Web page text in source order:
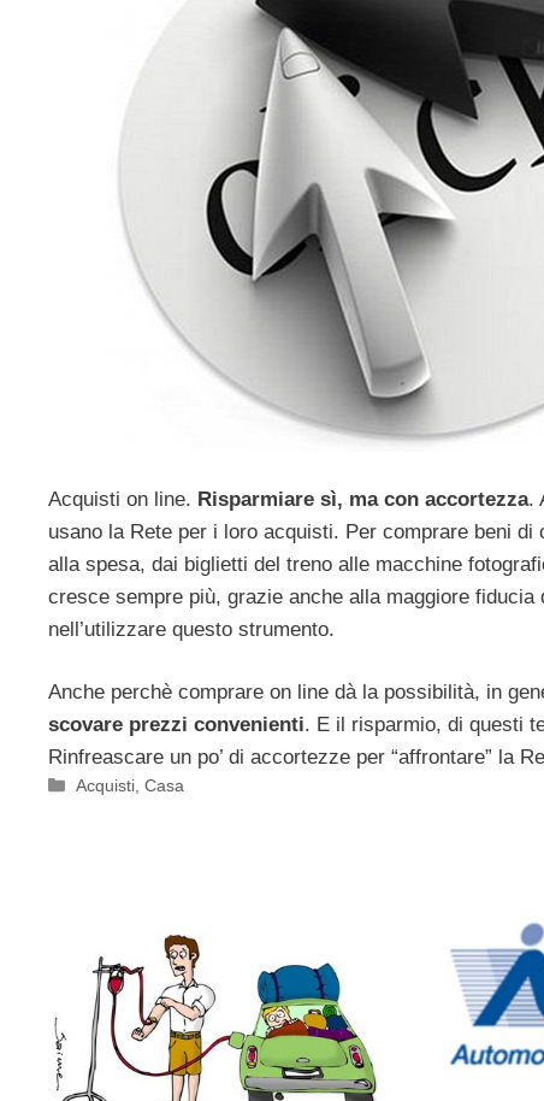
Acquisti on line. Risparmiare sì, ma con accortezza.
usano la Rete per i loro acquisti. Per comprare beni di
alla spesa, dai biglietti del treno alle macchine
cresce sempre più, grazie anche alla maggiore fiducia
nell’utilizzare questo strumento.
Anche perchè comprare on line dà la possibilità, in
scovare prezzi convenienti. E il risparmio, di questi
Rinfreascare un po’ di accortezze per “affrontare” la
Categorie
Acquisti ,Casa